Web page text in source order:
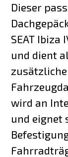
Dieser
SEAT Ibiza
und dient
wird an
und eignet